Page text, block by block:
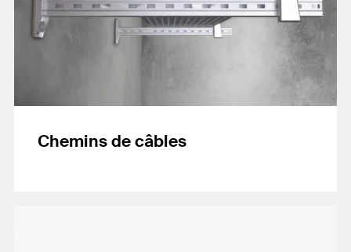
Chemins de câbles